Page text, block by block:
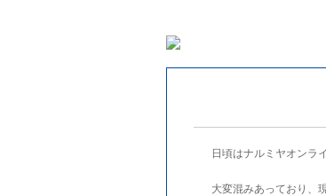
日頃はナルミヤオンラ
大変混みあっており、